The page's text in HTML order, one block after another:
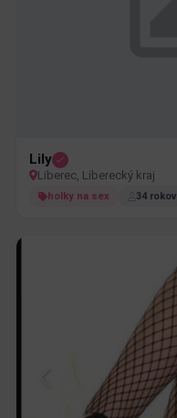
Lily
Liberec, Liberecký kraj
holky na sex 34 rokov